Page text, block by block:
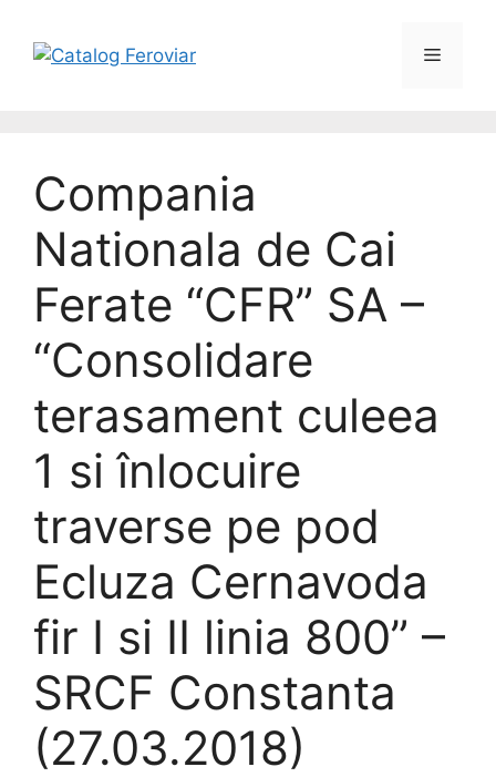
Compania
Nationala de Cai
Ferate “CFR” SA –
“Consolidare
terasament culeea
1 si înlocuire
traverse pe pod
Ecluza Cernavoda
fir I si II linia 800” –
SRCF Constanta
(27.03.2018)